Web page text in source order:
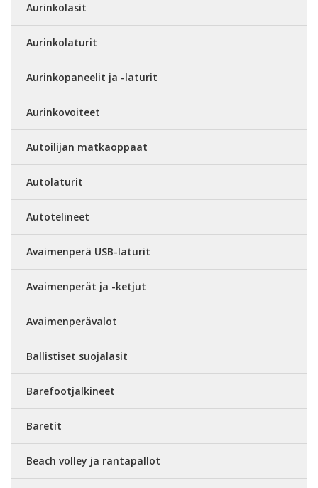
Aurinkolasit
Aurinkolaturit
Aurinkopaneelit ja -laturit
Aurinkovoiteet
Autoilijan matkaoppaat
Autolaturit
Autotelineet
Avaimenperä USB-laturit
Avaimenperät ja -ketjut
Avaimenperävalot
Ballistiset suojalasit
Barefootjalkineet
Baretit
Beach volley ja rantapallot